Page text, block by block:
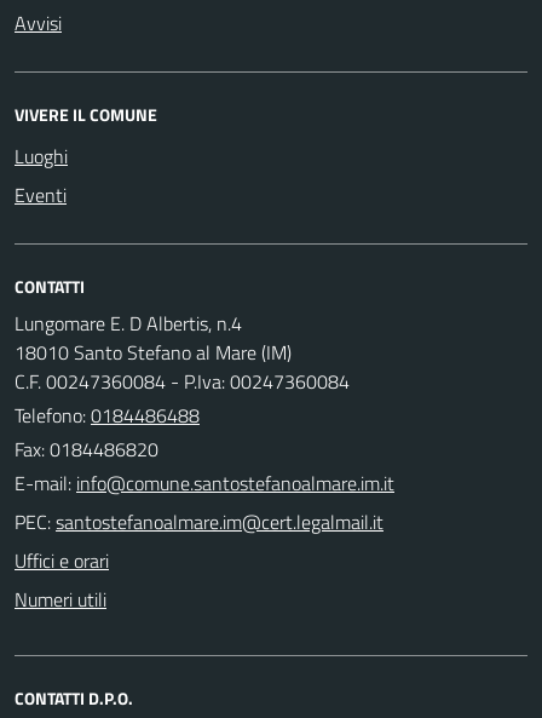
Avvisi
VIVERE IL COMUNE
Luoghi
Eventi
CONTATTI
Lungomare E. D Albertis, n.4
18010 Santo Stefano al Mare (IM)
C.F. 00247360084 - P.Iva: 00247360084
Telefono:0184486488
Fax: 0184486820
E-mail:
PEC:
Uffici e orari
Numeri utili
CONTATTI D.P.O.